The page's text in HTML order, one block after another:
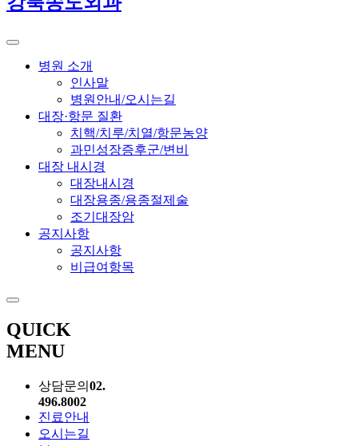
병원 소개
인사말
병원안내/오시는길
대장·항문 질환
치핵/치루/치열/항문농양
과민성장증후군/변비
대장 내시경
대장내시경
대장용종/용종절제술
조기대장암
공지사항
공지사항
비급여항목
QUICK
MENU
상담문의 02.
496.8002
진료안내
오시는길